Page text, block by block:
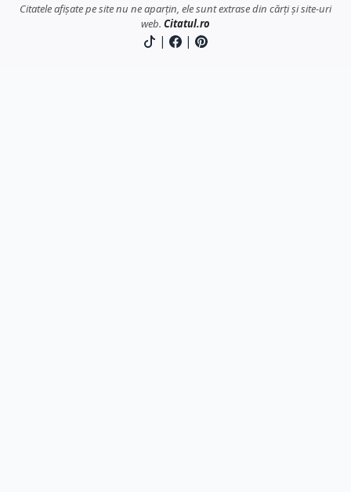
Citatele afișate pe site nu ne aparțin, ele sunt extrase din cărți și site-uri
web. Citatul.ro
| |